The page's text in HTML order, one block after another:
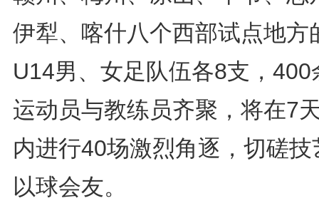
伊犁、喀什八个西部试点地方
U14男、女足队伍各8支，400
运动员与教练员齐聚，将在7
内进行40场激烈角逐，切磋技
以球会友。